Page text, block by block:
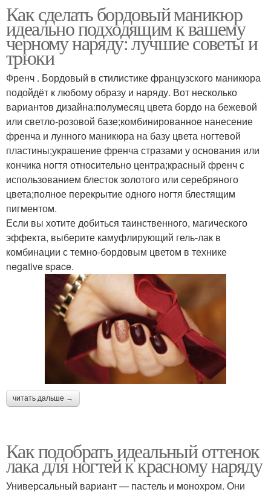
Как сделать бордовый маникюр
идеально подходящим к вашему
черному наряду: лучшие советы и
трюки
Френч . Бордовый в стилистике французского маникюра
подойдёт к любому образу и наряду. Вот несколько
вариантов дизайна:полумесяц цвета бордо на бежевой
или светло-розовой базе;комбинированное нанесение
френча и лунного маникюра на базу цвета ногтевой
пластины;украшение френча стразами у основания или
кончика ногтя относительно центра;красный френч с
использованием блесток золотого или серебряного
цвета;полное перекрытие одного ногтя блестящим
пигментом.
Если вы хотите добиться таинственного, магического
эффекта, выберите камуфлирующий гель-лак в
комбинации с темно-бордовым цветом в технике
negative space.
читать дальше →
Как подобрать идеальный оттенок
лака для ногтей к красному наряду
Универсальный вариант — пастель и монохром. Они